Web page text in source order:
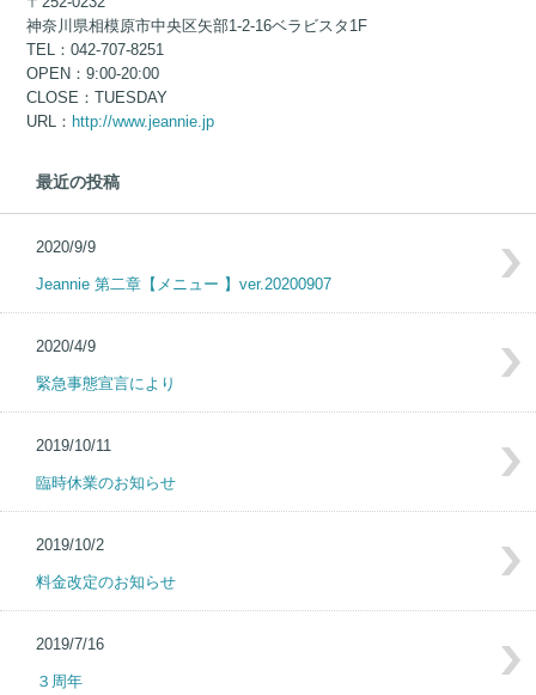
神奈川県相模原市中央区矢部1-2-16ベラビスタ1F
TEL：042-707-8251
OPEN：9:00-20:00
CLOSE：TUESDAY
URL： http://www.jeannie.jp
最近の投稿
2020/9/9
Jeannie 第二章【メニュー 】ver.20200907
2020/4/9
緊急事態宣言により
2019/10/11
臨時休業のお知らせ
2019/10/2
料金改定のお知らせ
2019/7/16
３周年